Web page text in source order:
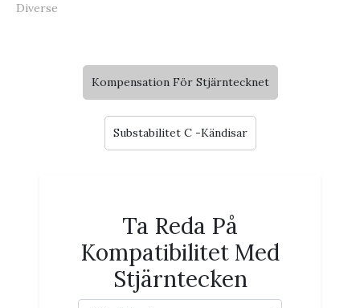
Diverse
Kompensation För Stjärntecknet
Substabilitet C -Kändisar
Ta Reda På
Kompatibilitet Med
Stjärntecken